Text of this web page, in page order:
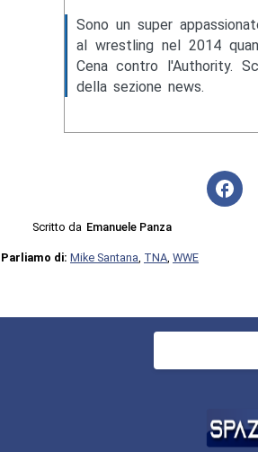
Sono un super
al wrestling nel 2014
Cena contro l'Authority.
della sezione news.
Scritto da Emanuele Panza
Parliamo di: Mike Santana TNA WWE
Ricerca